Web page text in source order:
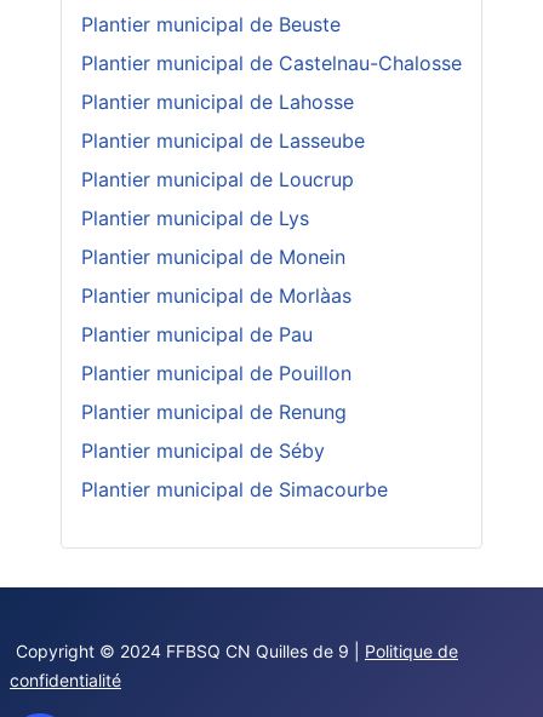
Plantier municipal de Beuste
Plantier municipal de Castelnau-Chalosse
Plantier municipal de Lahosse
Plantier municipal de Lasseube
Plantier municipal de Loucrup
Plantier municipal de Lys
Plantier municipal de Monein
Plantier municipal de Morlàas
Plantier municipal de Pau
Plantier municipal de Pouillon
Plantier municipal de Renung
Plantier municipal de Séby
Plantier municipal de Simacourbe
Copyright © 2024 FFBSQ CN Quilles de 9 | Politique de
confidentialité